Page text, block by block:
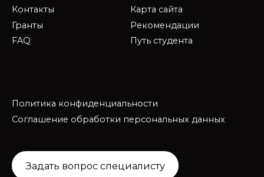
Контакты
Гранты
FAQ
Карта сайта
Рекомендации
Путь студента
Политика конфиденциальности
Соглашение обработки персональных данных
Задать вопрос специалисту